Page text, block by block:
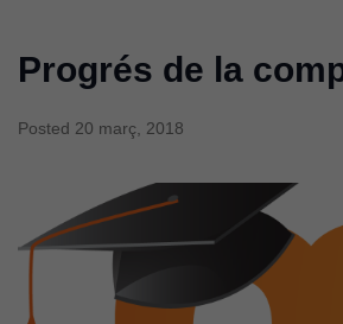
Progrés de la
Posted 20 març, 2018